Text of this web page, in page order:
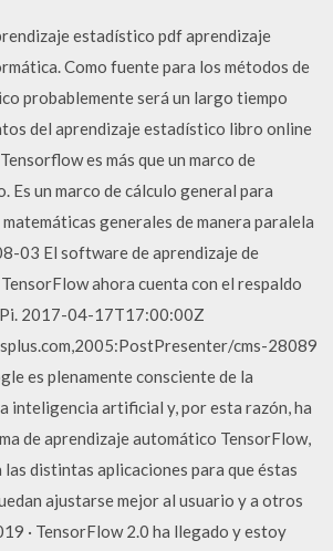
estadístico pdf aprendizaje
Como fuente para los métodos de
probablemente será un largo tiempo
del aprendizaje estadístico libro online
es más que un marco de
Es un marco de cálculo general para
generales de manera paralela
03 El software de aprendizaje de
ahora cuenta con el respaldo
2017-04-17T17:00:00Z
cms-28089
es plenamente consciente de la
inteligencia artificial y, por esta razón, ha
de aprendizaje automático TensorFlow,
las distintas aplicaciones para que éstas
ajustarse mejor al usuario y a otros
· TensorFlow 2.0 ha llegado y estoy